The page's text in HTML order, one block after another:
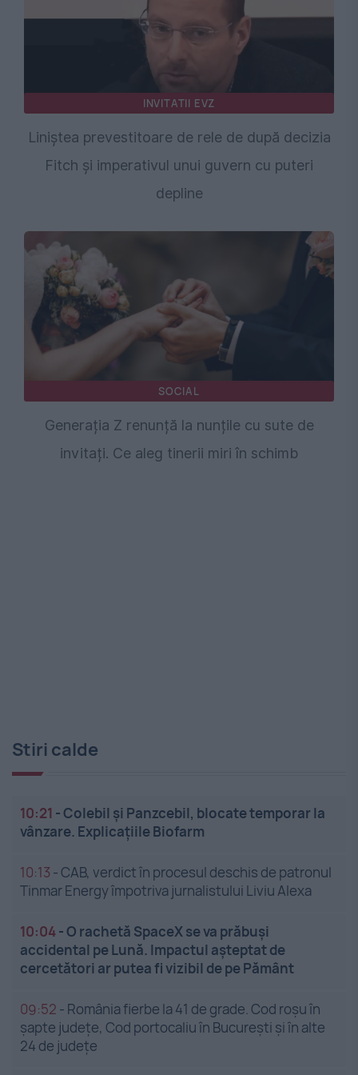
INVITATII EVZ
Liniștea prevestitoare de rele de după decizia
Fitch și imperativul unui guvern cu puteri
depline
SOCIAL
Generația Z renunță la nunțile cu sute de
invitați. Ce aleg tinerii miri în schimb
Stiri calde
10:21 -Colebil și Panzcebil, blocate temporar la
vânzare. Explicațiile Biofarm
10:13 -CAB, verdict în procesul deschis de patronul
Tinmar Energy împotriva jurnalistului Liviu Alexa
10:04-O rachetă SpaceX se va prăbuși
accidental pe Lună. Impactul așteptat de
cercetători ar putea fi vizibil de pe Pământ
09:52 - România fierbe la 41 de grade. Cod roșu în
șapte județe, Cod portocaliu în București și în alte
24 de județe